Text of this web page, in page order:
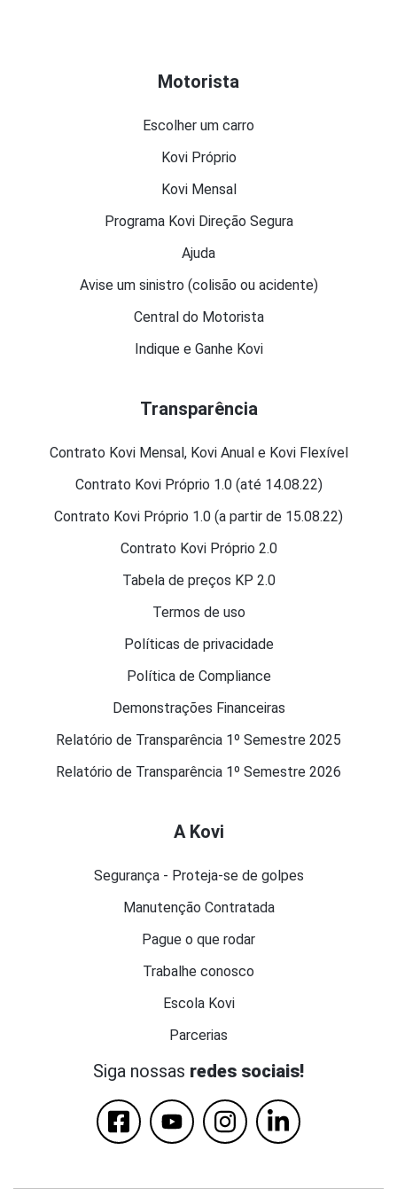
Motorista
Escolher um carro
Kovi Próprio
Kovi Mensal
Programa Kovi Direção Segura
Ajuda
Avise um sinistro (colisão ou acidente)
Central do Motorista
Indique e Ganhe Kovi
Transparência
Contrato Kovi Mensal, Kovi Anual e Kovi Flexível
Contrato Kovi Próprio 1.0 (até 14.08.22)
Contrato Kovi Próprio 1.0 (a partir de 15.08.22)
Contrato Kovi Próprio 2.0
Tabela de preços KP 2.0
Termos de uso
Políticas de privacidade
Política de Compliance
Demonstrações Financeiras
Relatório de Transparência 1º Semestre 2025
Relatório de Transparência 1º Semestre 2026
A Kovi
Segurança - Proteja-se de golpes
Manutenção Contratada
Pague o que rodar
Trabalhe conosco
Escola Kovi
Parcerias
Siga nossas redes sociais!